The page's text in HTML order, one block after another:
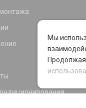
Мы
Продолжая